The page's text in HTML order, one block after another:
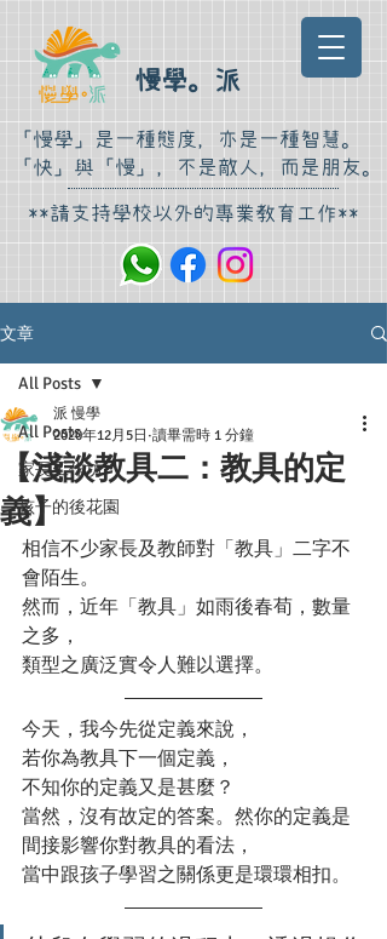
慢學。派
​「慢學」是一種態度，亦是一種智慧。
「快」與「慢」，不是敵人，而是朋友。​
​ **請支持學校以外的專業教育工作**
文章
All Posts
家長工作坊
孩子的後花園
All Posts
【淺談教具二：教具的定
義】​
派 慢學
2020年12月5日 讀畢需時 1 分鐘
相信不少家長及教師對「教具」二字不
會陌生。​
然而，近年「教具」如雨後春荀，數量
之多，
類型之廣泛實令人難以選擇。​
今天，我今先從定義來說，
若你為教具下一個定義，
不知你的定義又是甚麼？​
當然，沒有故定的答案。然你的定義是
間接影響你對教具的看法，​
當中跟孩子學習之關係更是環環相扣。​